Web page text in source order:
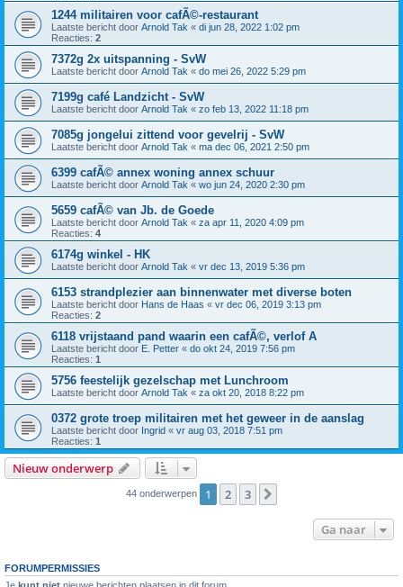
1244 militairen voor cafÃ©-restaurant
Laatste bericht door Arnold Tak « di jun 28, 2022 1:02 pm
Reacties: 2
7372g 2x uitspanning - SvW
Laatste bericht door Arnold Tak « do mei 26, 2022 5:29 pm
7199g café Landzicht - SvW
Laatste bericht door Arnold Tak « zo feb 13, 2022 11:18 pm
7085g jongelui zittend voor gevelrij - SvW
Laatste bericht door Arnold Tak « ma dec 06, 2021 2:50 pm
6399 cafÃ© annex woning annex schuur
Laatste bericht door Arnold Tak « wo jun 24, 2020 2:30 pm
5659 cafÃ© van Jb. de Goede
Laatste bericht door Arnold Tak « za apr 11, 2020 4:09 pm
Reacties: 4
6174g winkel - HK
Laatste bericht door Arnold Tak « vr dec 13, 2019 5:36 pm
6153 strandplezier aan binnenwater met diverse boten
Laatste bericht door Hans de Haas « vr dec 06, 2019 3:13 pm
Reacties: 2
6118 vrijstaand pand waarin een cafÃ©, verlof A
Laatste bericht door E. Petter « do okt 24, 2019 7:56 pm
Reacties: 1
5756 feestelijk gezelschap met Lunchroom
Laatste bericht door Arnold Tak « za okt 20, 2018 8:22 pm
0372 grote troep militairen met het geweer in de aanslag
Laatste bericht door Ingrid « vr aug 03, 2018 7:51 pm
Reacties: 1
Nieuw onderwerp
44 onderwerpen 1 2 3
Ga naar
FORUMPERMISSIES